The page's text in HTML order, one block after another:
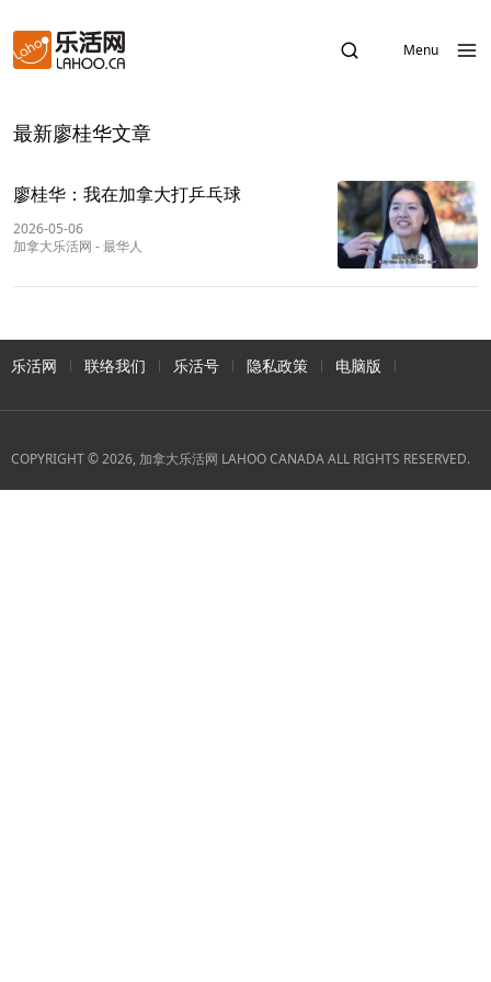
Menu
最新廖桂华文章
廖桂华：我在加拿大打乒乓球
2026-05-06
加拿大乐活网 -最华人
乐活网 联络我们 乐活号 隐私政策 电脑版
COPYRIGHT © 2026, 加拿大乐活网 LAHOO CANADA ALL RIGHTS RESERVED.